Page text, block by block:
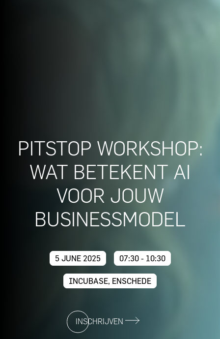
PITSTOP WORKSHOP:
WAT BETEKENT AI
VOOR JOUW
BUSINESSMODEL
5 JUNE 2025 07:30 - 10:30
INCUBASE, ENSCHEDE
INSCHRIJVEN